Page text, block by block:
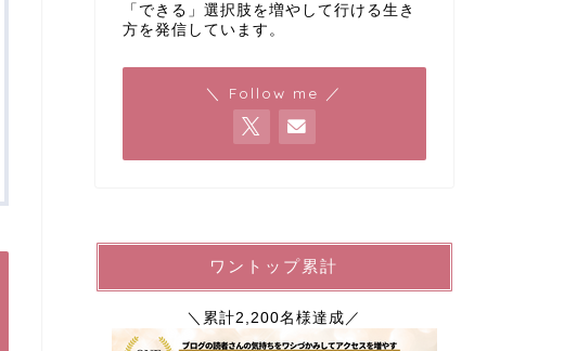
「できる」選択肢を増やして行ける生き
方を発信しています。
＼ Follow me ／
ワントップ累計
＼累計2,200名様達成／